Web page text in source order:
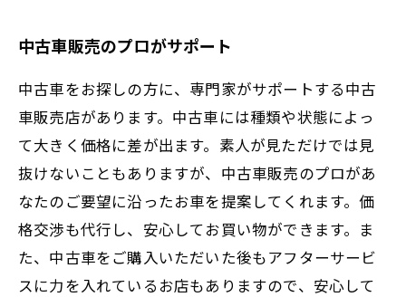
中古車販売のプロがサポート
中古車をお探しの方に、専門家がサポートする中古
車販売店があります。中古車には種類や状態によっ
て大きく価格に差が出ます。素人が見ただけでは見
抜けないこともありますが、中古車販売のプロがあ
なたのご要望に沿ったお車を提案してくれます。価
格交渉も代行し、安心してお買い物ができます。ま
た、中古車をご購入いただいた後もアフターサービ
スに力を入れているお店もありますので、安心して